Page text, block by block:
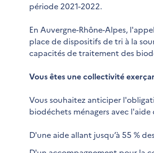
période 2021-2022.
En Auvergne-Rhône-Alpes,
place de dispositifs de tri à la
capacités de traitement des
Vous êtes une collectivité
Vous souhaitez anticiper
biodéchets ménagers avec l'aide
D'une aide allant jusqu’à 55 %